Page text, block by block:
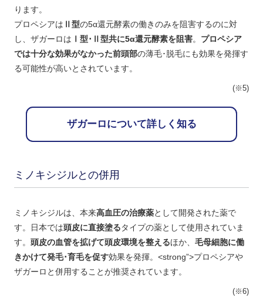
ります。
プロペシアは Ⅱ型の5α還元酵素の働きのみを阻害するのに対
し、ザガーロは Ⅰ型･Ⅱ型共に5α還元酵素を阻害。 プロペシア
では十分な効果がなかった前頭部の薄毛･脱毛にも効果を発揮す
る可能性が高いとされています。
(※5)
ザガーロについて詳しく知る
ミノキシジルとの併用
ミノキシジルは、本来高血圧の治療薬として開発された薬で
す。日本では頭皮に直接塗るタイプの薬として使用されていま
す。 頭皮の血管を拡げて頭皮環境を整えるほか、 毛母細胞に働
きかけて発毛･育毛を促す効果を発揮。<strong”>プロペシアや
ザガーロと併用することが推奨されています。
(※6)